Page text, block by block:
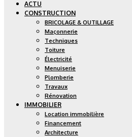
ACTU
CONSTRUCTION
BRICOLAGE & OUTILLAGE
Maçonnerie
Techniques
Toiture
Électricité
Menuiserie
Plomberie
Travaux
Rénovation
IMMOBILIER
Location immobilière
Financement
Architecture